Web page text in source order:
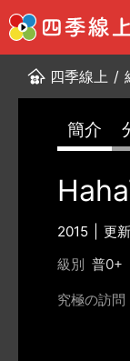
四季線上 /
簡介
2015
更
級別 普0+
究極の訪